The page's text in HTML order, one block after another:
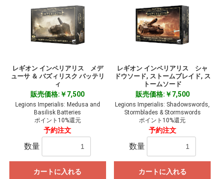
レギオン インペリアリス メデ
ューサ ＆ バズィリスク バッテリ
ィ
販売価格:￥7,500
Legions Imperialis: Medusa and
Basilisk Batteries
ポイント10%還元
予約注文
数量
カートに入れる
レギオン インペリアリス シャ
ドウソード, ストームブレイド, ス
トームソード
販売価格:￥7,500
Legions Imperialis: Shadowswords,
Stormblades & Stormswords
ポイント10%還元
予約注文
数量
カートに入れる